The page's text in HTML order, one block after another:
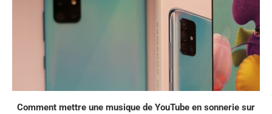
Comment mettre une musique de YouTube en sonnerie sur